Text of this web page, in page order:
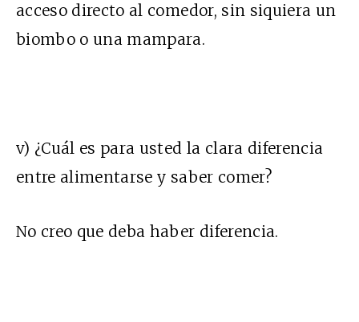
acceso directo al comedor, sin siquiera un
biombo o una mampara.
v) ¿Cuál es para usted la clara diferencia
entre alimentarse y saber comer?
No creo que deba haber diferencia.